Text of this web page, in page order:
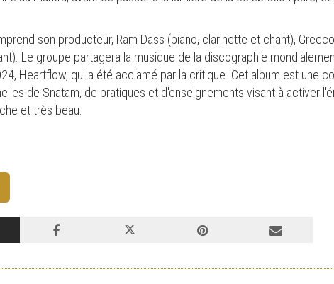
son producteur, Ram Dass (piano, clarinette et chant),
Le groupe partagera la musique de la discographie
Heartflow, qui a été acclamé par la critique. Cet album est une
de Snatam, de pratiques et d'enseignements visant à activer
et très beau.